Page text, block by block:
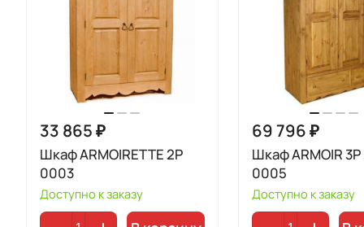
33 865 ₽
Шкаф ARMOIRETTE 2P
0003
Доступно к заказу
69 796 ₽
Шкаф ARMOIR 3Р
0005
Доступно к заказу